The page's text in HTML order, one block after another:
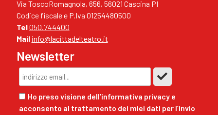
Via ToscoRomagnola, 656, 56021 Cascina PI
Codice fiscale e P.Iva 01254480500
Tel050.744400
Mail info@lacittadelteatro.it
Newsletter
Ho preso visione dell’informativa privacy e
acconsento al trattamento dei miei dati per l’invio